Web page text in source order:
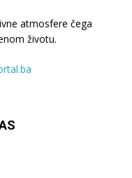
atmosfere čega
životu.